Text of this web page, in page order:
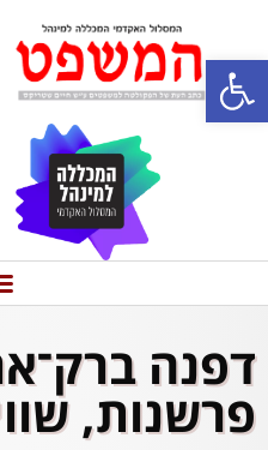
פתח סרגל נגישות
דפנה
פרשנות,